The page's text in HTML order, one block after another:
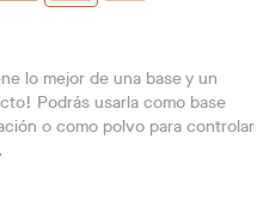
lo mejor de una base y un
Podrás usarla como base
o como polvo para controlar